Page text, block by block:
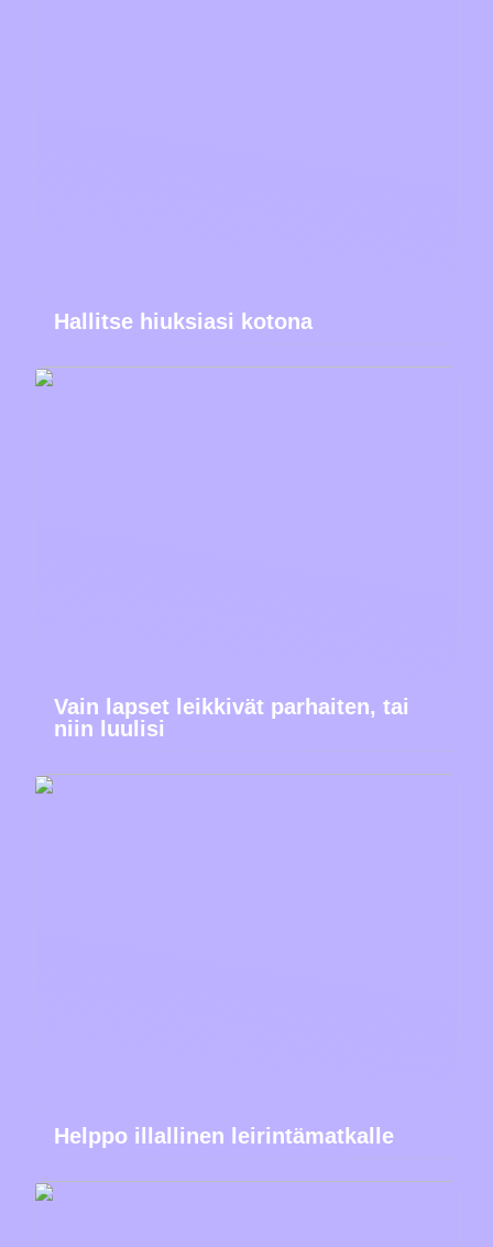
Hallitse hiuksiasi kotona
Vain lapset leikkivät parhaiten, tai
niin luulisi
Helppo illallinen leirintämatkalle